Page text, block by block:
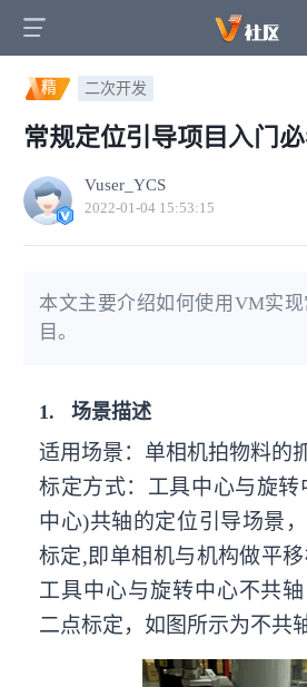
精 二次开发
常规定位引导项目入门
Vuser_YCS
2022-01-04 15:53:15
本文主要介绍如何使用VM实
目。
1. 场景描述
适用场景：单相机拍物料的
标定方式：工具中心与旋转
中心)共轴的定位引导场景
标定,即单相机与机构做平移
工具中心与旋转中心不共
二点标定，如图所示为不共